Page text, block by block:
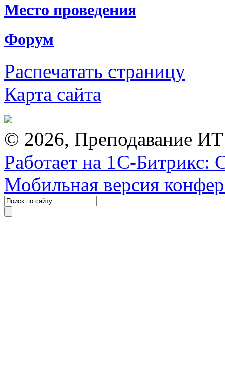
Место проведения
Форум
Распечатать страницу
Карта сайта
© 2026, Преподавание
Работает на 1С-Битрикс:
Мобильная версия